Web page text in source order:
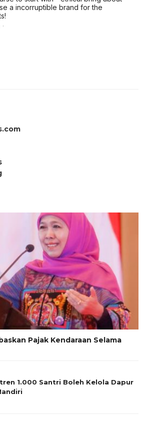
a incorruptible brand for the
Pajak Kendaraan Selama
1.000 Santri Boleh Kelola Dapur